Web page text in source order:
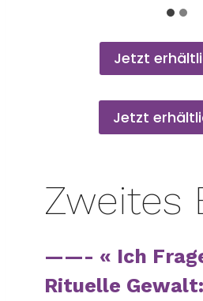
Jetzt
Jetzt
Zweites
——- « Ich
Rituelle